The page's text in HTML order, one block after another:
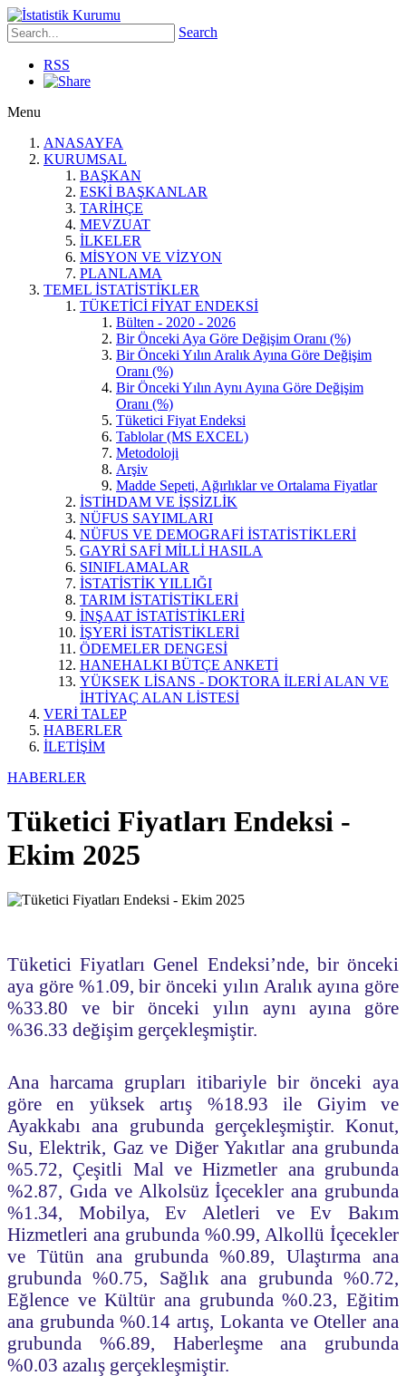
Search
RSS
Menu
ANASAYFA
KURUMSAL
BAŞKAN
ESKİ BAŞKANLAR
TARİHÇE
MEVZUAT
İLKELER
MİSYON VE VİZYON
PLANLAMA
TEMEL İSTATİSTİKLER
TÜKETİCİ FİYAT ENDEKSİ
Bülten - 2020 - 2026
Bir Önceki Aya Göre Değişim Oranı (%)
Bir Önceki Yılın Aralık Ayına Göre Değişim
Oranı (%)
Bir Önceki Yılın Aynı Ayına Göre Değişim
Oranı (%)
Tüketici Fiyat Endeksi
Tablolar (MS EXCEL)
Metodoloji
Arşiv
Madde Sepeti, Ağırlıklar ve Ortalama Fiyatlar
İSTİHDAM VE İŞSİZLİK
NÜFUS SAYIMLARI
NÜFUS VE DEMOGRAFİ İSTATİSTİKLERİ
GAYRİ SAFİ MİLLİ HASILA
SINIFLAMALAR
İSTATİSTİK YILLIĞI
TARIM İSTATİSTİKLERİ
İNŞAAT İSTATİSTİKLERİ
İŞYERİ İSTATİSTİKLERİ
ÖDEMELER DENGESİ
HANEHALKI BÜTÇE ANKETİ
YÜKSEK LİSANS - DOKTORA İLERİ ALAN VE
İHTİYAÇ ALAN LİSTESİ
VERİ TALEP
HABERLER
İLETİŞİM
HABERLER
Tüketici Fiyatları Endeksi -
Ekim 2025
Tüketici Fiyatları Genel Endeksi’nde, bir önceki
aya göre %1.09, bir önceki yılın Aralık ayına göre
%33.80 ve bir önceki yılın aynı ayına göre
%36.33 değişim gerçekleşmiştir.
Ana harcama grupları itibariyle bir önceki aya
göre en yüksek artış %18.93 ile Giyim ve
Ayakkabı ana grubunda gerçekleşmiştir. Konut,
Su, Elektrik, Gaz ve Diğer Yakıtlar ana grubunda
%5.72, Çeşitli Mal ve Hizmetler ana grubunda
%2.87, Gıda ve Alkolsüz İçecekler ana grubunda
%1.34, Mobilya, Ev Aletleri ve Ev Bakım
Hizmetleri ana grubunda %0.99, Alkollü İçecekler
ve Tütün ana grubunda %0.89, Ulaştırma ana
grubunda %0.75, Sağlık ana grubunda %0.72,
Eğlence ve Kültür ana grubunda %0.23, Eğitim
ana grubunda %0.14 artış, Lokanta ve Oteller ana
grubunda %6.89, Haberleşme ana grubunda
%0.03 azalış gerçekleşmiştir.